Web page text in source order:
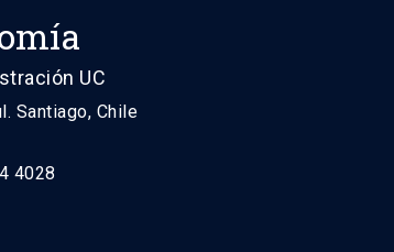
UC
Santiago, Chile
4028